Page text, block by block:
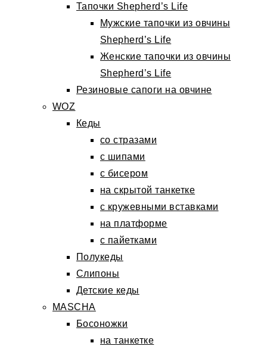
Тапочки Shepherd’s Life
Мужские тапочки из овчины
Shepherd’s Life
Женские тапочки из овчины
Shepherd’s Life
Резиновые сапоги на овчине
WOZ
Кеды
со стразами
с шипами
с бисером
на скрытой танкетке
с кружевными вставками
на платформе
с пайетками
Полукеды
Слипоны
Детские кеды
MASCHA
Босоножки
на танкетке